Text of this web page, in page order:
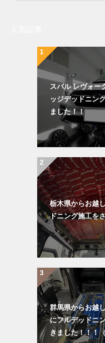
スバル レヴォー
ッジデッドニン
ました！！
栃木県からお越
ドニング施工を
群馬県からお越
にフルデッドニ
きました！！！